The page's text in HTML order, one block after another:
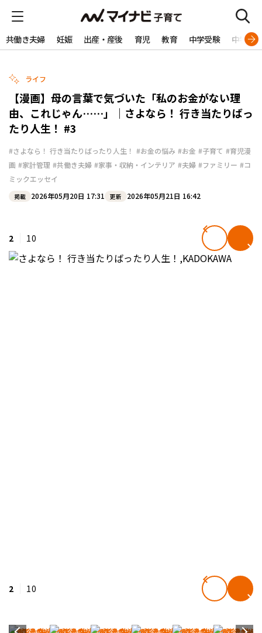
共働き夫婦 妊娠 出産・産後 育児 教育 中学受験 中学生
ライフ
【漫画】母の言葉で気づいた「私のお金がない理
由、これじゃん……」｜さよなら！ 行き当たりばっ
たり人生！ #3
#さよなら！ 行き当たりばったり人生！ #お金の悩み #お金 #子育て #育児漫
画 #家計管理 #共働き夫婦 #家事・収納・インテリア #夫婦 #ファミリー #コ
ミックエッセイ
掲載 2026年05月20日 17:31 更新 2026年05月21日 16:42
2 10
2 10